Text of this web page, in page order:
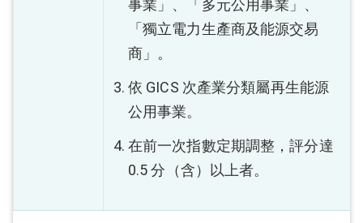
事業」、「多元公用事業」、
「獨立電力生產商及能源交易
商」。
依 GICS 次產業分類屬再生能源
公用事業。
在前一次指數定期調整，評分達
0.5 分（含）以上者。